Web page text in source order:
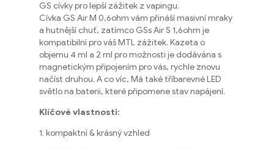
GS cívky pro lepší zážitek z vapingu.
Cívka GS Air M 0,6ohm vám přináší masivní mraky
a hutnější chuť, zatímco GSs Air S 1,6ohm je
kompatibilní pro váš MTL zážitek. Kazeta o
objemu 4 ml a 2 ml pro možnosti je dodávána s
magnetickým připojením pro vás, rychle znovu
načíst druhou. A co víc, Má také tříbarevné LED
světlo na baterii, které připomene stav napájení.
Klíčové vlastnosti:
1. kompaktní & krásný vzhled